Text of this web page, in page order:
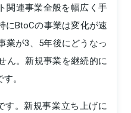
関連事業全般を幅広く手
にBtoCの事業は変化が速
業が3、5年後にどうなっ
ん。新規事業を継続的に
。
す。新規事業立ち上げに